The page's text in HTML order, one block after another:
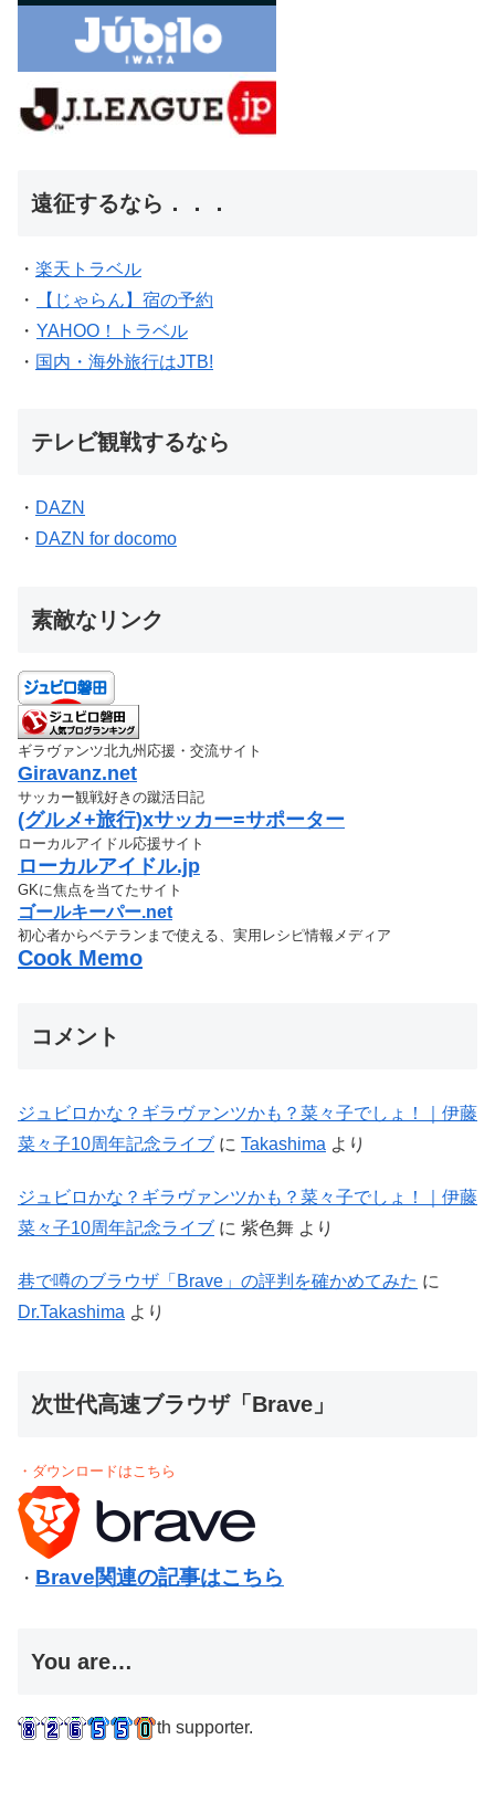
遠征するなら．．．
・ 楽天トラベル
・
【じゃらん】宿の予約
・ YAHOO！トラベル
・ 国内・海外旅行はJTB!
テレビ観戦するなら
・ DAZN
・ DAZN for docomo
素敵なリンク
ギラヴァンツ北九州応援・交流サイト
Giravanz.net
サッカー観戦好きの蹴活日記
(グルメ+旅行)xサッカー=サポーター
ローカルアイドル応援サイト
ローカルアイドル.jp
GKに焦点を当てたサイト
ゴールキーパー.net
初心者からベテランまで使える、実用レシピ情報メディア
Cook Memo
コメント
ジュビロかな？ギラヴァンツかも？菜々子でしょ！｜伊藤
菜々子10周年記念ライブ に Takashima より
ジュビロかな？ギラヴァンツかも？菜々子でしょ！｜伊藤
菜々子10周年記念ライブ に 紫色舞 より
巷で噂のブラウザ「Brave」の評判を確かめてみた に
Dr.Takashima より
次世代高速ブラウザ「Brave」
・ダウンロードはこちら
・ Brave関連の記事はこちら
You are…
th supporter.